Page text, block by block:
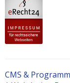
CMS &